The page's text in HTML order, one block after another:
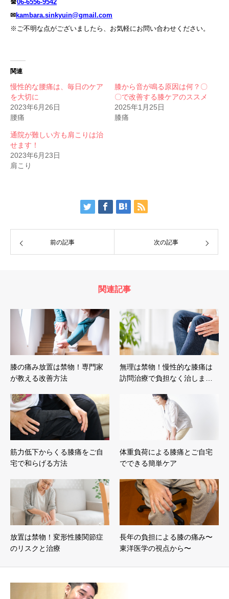
☎06-6556-9542
✉kambara.sinkyuin@gmail.com
※ご不明な点がございましたら、お気軽にお問い合わせください。
関連
慢性的な腰痛は、毎日のケア
を大切に
2023年6月26日
腰痛
膝から音が鳴る原因は何？〇
〇で改善する膝ケアのススメ
2025年1月25日
膝痛
通院が難しい方も肩こりは治
せます！
2023年6月23日
肩こり
前の記事 次の記事
関連記事
膝の痛み放置は禁物！専門家
が教える改善方法
無理は禁物！慢性的な膝痛は
訪問治療で負担なく治しま…
筋力低下からくる膝痛をご自
宅で和らげる方法
体重負荷による膝痛とご自宅
でできる簡単ケア
放置は禁物！変形性膝関節症
のリスクと治療
長年の負担による膝の痛み〜
東洋医学の視点から〜